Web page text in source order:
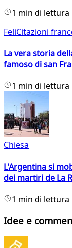
1 min di lettura
FeliCitazioni
La vera storia
famoso di san
1 min di lettura
Chiesa
L'Argentina si
dei martiri de La
1 min di lettura
Idee e